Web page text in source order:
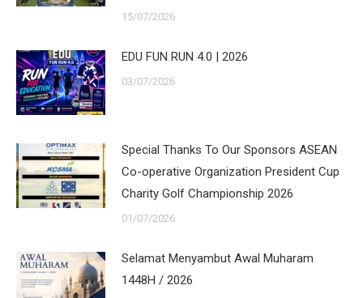
15/07/2026
EDU FUN RUN 4.0 | 2026
03/07/2026
Special Thanks To Our Sponsors ASEAN
Co-operative Organization President Cup
Charity Golf Championship 2026
01/07/2026
Selamat Menyambut Awal Muharam
1448H / 2026